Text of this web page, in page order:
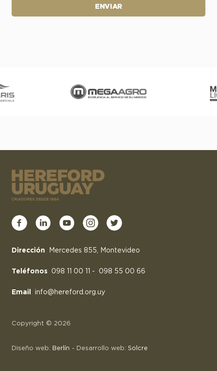
ENVIAR
Dirección Mercedes 855, Montevideo
Teléfonos 098 11 00 11 - 098 55 00 66
Email info@hereford.org.uy
Copyright © 2026
Diseño web: Berlín - Desarrollo web: Solcre